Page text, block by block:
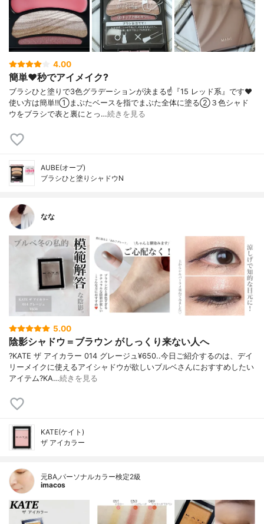
4.00
簡単❤️秒でアイメイク?
ブラシひと塗りで3色グラデーションが決まる☝️『15 レッド系』です❤️
使い方は簡単‼️①まぶたベースを指でまぶた全体に塗る②３色シャド
ウをブラシで表と裏にとっ…続きを見る
AUBE(オーブ)
ブラシひと塗りシャドウN
なな
5.00
陰影シャドウ＝ブラウン がしっくり来ない人へ
?KATE ザ アイカラー 014 グレージュ¥650..今日ご紹介するのは、デイ
リーメイクに使えるアイシャドウが欲しいブルベさんにおすすめしたい
アイテム?KA…続きを見る
KATE(ケイト)
ザ アイカラー
元BA,パーソナルカラー検定2級
imacos